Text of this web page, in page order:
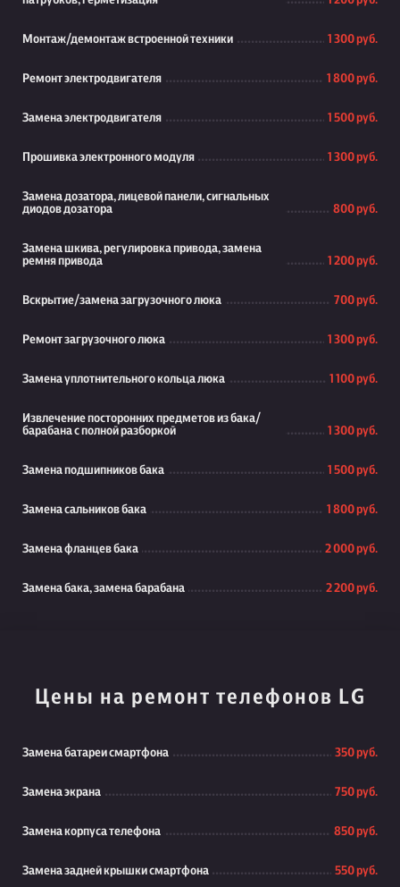
Монтаж/демонтаж встроенной техники 1 300 руб.
Ремонт электродвигателя 1 800 руб.
Замена электродвигателя 1 500 руб.
Прошивка электронного модуля 1 300 руб.
Замена дозатора, лицевой панели, сигнальных
диодов дозатора
800 руб.
Замена шкива, регулировка привода, замена
ремня привода
1 200 руб.
Вскрытие/замена загрузочного люка 700 руб.
Ремонт загрузочного люка 1 300 руб.
Замена уплотнительного кольца люка 1 100 руб.
Извлечение посторонних предметов из бака/
барабана с полной разборкой
1 300 руб.
Замена подшипников бака 1 500 руб.
Замена сальников бака 1 800 руб.
Замена фланцев бака 2 000 руб.
Замена бака, замена барабана 2 200 руб.
Цены на ремонт телефонов LG
Замена батареи смартфона 350 руб.
Замена экрана 750 руб.
Замена корпуса телефона 850 руб.
Замена задней крышки смартфона 550 руб.